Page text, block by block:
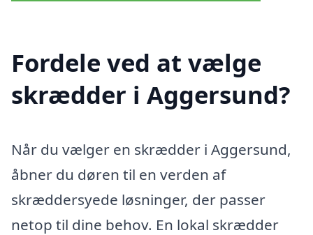
Fordele ved at vælge
skrædder i Aggersund?
Når du vælger en skrædder i Aggersund,
åbner du døren til en verden af
skræddersyede løsninger, der passer
netop til dine behov. En lokal skrædder